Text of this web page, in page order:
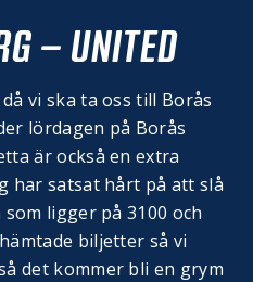
– UNITED
vi ska ta oss till Borås
lördagen på Borås
är också en extra
har satsat hårt på att slå
ligger på 3100 och
biljetter så vi
det kommer bli en grym